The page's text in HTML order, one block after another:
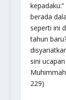
berada
seperti ini
tahun
sini
229)